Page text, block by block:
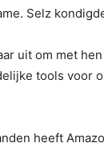
Selz
uit om met
tools voor
heeft